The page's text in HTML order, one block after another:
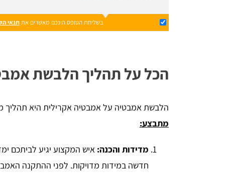
בשליחת הטופס הינכם מאשרים אתתנאי
הכל על תהליך הלבשת
הלבשת אמבטיה על אמבטיה אקרילית היא תהליך
מתבצע:
מדידות והכנה: איש המקצוע יגיע לביתכם
חדשה במידות מדויקות. לפני ההתקנה